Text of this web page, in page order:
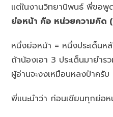
แต่ในงานวิทยานิพนธ์ พี่ขอพู
ย่อหน้า คือ หน่วยความคิ
หนึ่งย่อหน้า = หนึ่งประเด็นห
ถ้าน้องเอา 3 ประเด็นมายำร
ผู้อ่านจะงงเหมือนหลงป่าครับ
พี่แนะนำว่า ก่อนเขียนทุกย่อ